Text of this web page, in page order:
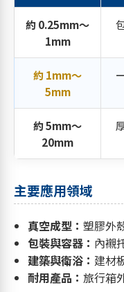
約 0.25mm～
1mm
約 1mm～
5mm
約 5mm～
20mm
主要應用領域
真空成型： 塑膠外
包裝與容器： 內襯
建築與衛浴： 建材
耐用產品： 旅行箱